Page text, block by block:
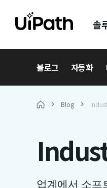
솔
블로그 자동화
Blog
업계에서 소프